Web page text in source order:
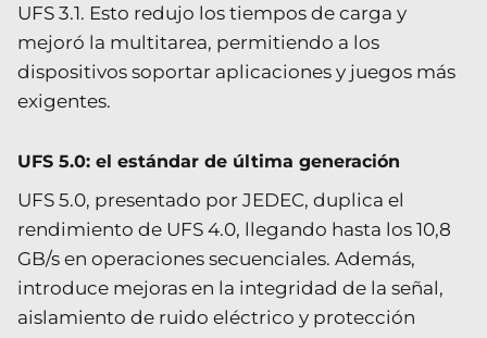
UFS 3.1. Esto redujo los tiempos de carga y
mejoró la multitarea, permitiendo a los
dispositivos soportar aplicaciones y juegos más
exigentes.
UFS 5.0: el estándar de última generación
UFS 5.0, presentado por JEDEC, duplica el
rendimiento de UFS 4.0, llegando hasta los 10,8
GB/s en operaciones secuenciales. Además,
introduce mejoras en la integridad de la señal,
aislamiento de ruido eléctrico y protección